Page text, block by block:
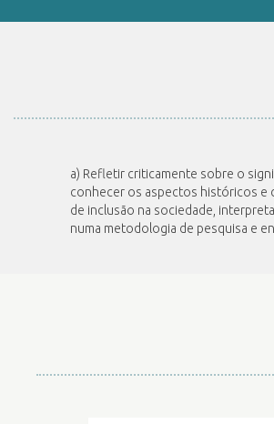
a) Refletir criticamente sobre o
conhecer os aspectos históricos e
de inclusão na sociedade,
numa metodologia de pesquisa e